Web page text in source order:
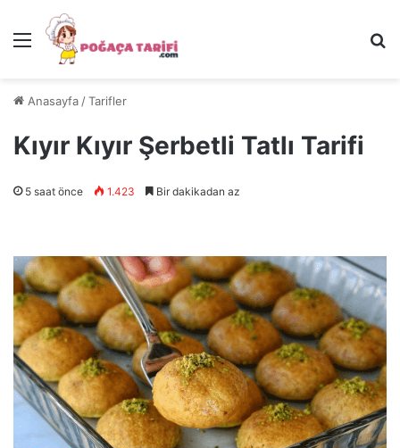
Menü
Anasayfa /Tarifler
Kıyır Kıyır Şerbetli Tatlı Tarifi
5 saat önce 1.423 Bir dakikadan az